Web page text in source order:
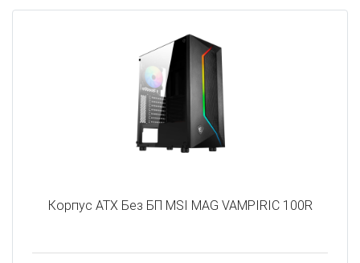
Корпус ATX Без БП MSI MAG VAMPIRIC 100R